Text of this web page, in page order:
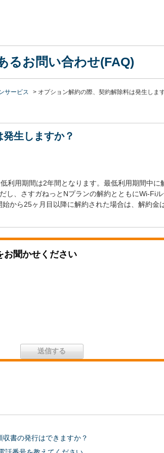
るお問い合わせ(FAQ)
サービス > オプション解約の際、契約解除料は発生しま
生しますか？
利用期間は2年間となります。最低利用期間中に
し、さすガねっとNプランの解約とともにWi-Fi
から25ヶ月目以降に解約された場合は、解約金
お聞かせください
書の発行はできますか？